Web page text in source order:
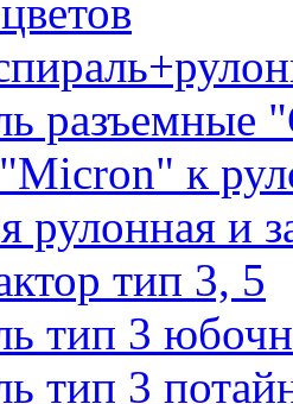
разъемные
к
рулонная и
тип 3, 5
тип 3
тип 3